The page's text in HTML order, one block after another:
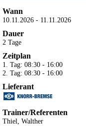
Wann
10.11.2026 - 11.11.2026
Dauer
2 Tage
Zeitplan
1. Tag: 08:30 - 16:00
2. Tag: 08:30 - 16:00
Lieferant
Trainer/Referenten
Thiel, Walther